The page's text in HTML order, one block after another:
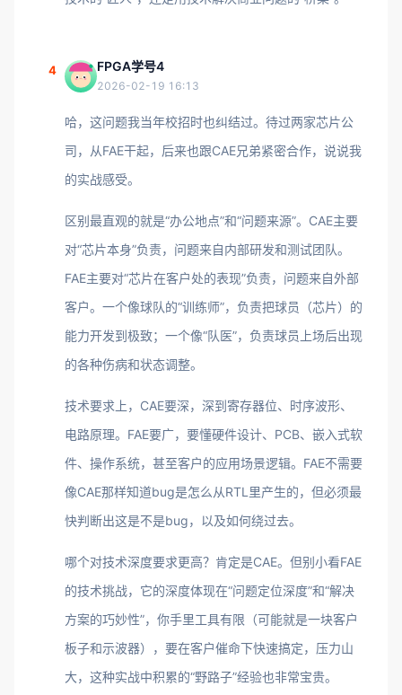
4 FPGA学号4
2026-02-19 16:13
哈，这问题我当年校招时也纠结过。待过两家芯片公
司，从FAE干起，后来也跟CAE兄弟紧密合作，说说我
的实战感受。
区别最直观的就是“办公地点”和“问题来源”。CAE主要
对“芯片本身”负责，问题来自内部研发和测试团队。
FAE主要对“芯片在客户处的表现”负责，问题来自外部
客户。一个像球队的“训练师”，负责把球员（芯片）的
能力开发到极致；一个像“队医”，负责球员上场后出现
的各种伤病和状态调整。
技术要求上，CAE要深，深到寄存器位、时序波形、
电路原理。FAE要广，要懂硬件设计、PCB、嵌入式软
件、操作系统，甚至客户的应用场景逻辑。FAE不需要
像CAE那样知道bug是怎么从RTL里产生的，但必须最
快判断出这是不是bug，以及如何绕过去。
哪个对技术深度要求更高？肯定是CAE。但别小看FAE
的技术挑战，它的深度体现在“问题定位深度”和“解决
方案的巧妙性”，你手里工具有限（可能就是一块客户
板子和示波器），要在客户催命下快速搞定，压力山
大，这种实战中积累的“野路子”经验也非常宝贵。